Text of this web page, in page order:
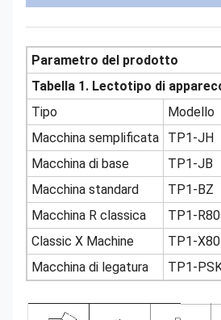
Parametro del prodotto
Tabella 1. Lectotipo di
Tipo
Modello
Macchina semplificata
TP1-JH
Macchina di base
TP1-JB
Macchina standard
TP1-BZ
Macchina R classica
TP1-
Classic X Machine
TP1-
Macchina di legatura
TP1-